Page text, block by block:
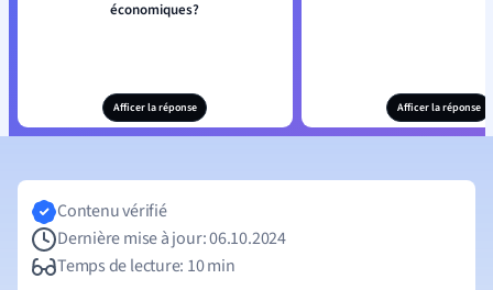
économiques?
Afficer la réponse Afficer la réponse
Contenu vérifié
Dernière mise à jour: 06.10.2024
Temps de lecture: 10 min